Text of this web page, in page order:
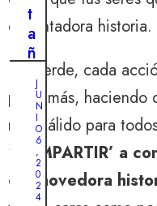
encantadora historia.
Recuerde, cada
poco más, haciendo
más cálido para
‘COMPARTIR’ a
conmovedora
E
l
d
g
t
a
ñ
e
m
S
J
U
N
I
O
6
,
2
0
2
4